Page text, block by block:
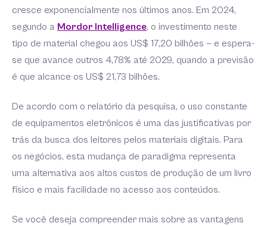
cresce exponencialmente nos últimos anos. Em 2024,
segundo a Mordor Intelligence, o investimento neste
tipo de material chegou aos US$ 17,20 bilhões — e espera-
se que avance outros 4,78% até 2029, quando a previsão
é que alcance os US$ 21,73 bilhões.
De acordo com o relatório da pesquisa, o uso constante
de equipamentos eletrônicos é uma das justificativas por
trás da busca dos leitores pelos materiais digitais. Para
os negócios, esta mudança de paradigma representa
uma alternativa aos altos custos de produção de um livro
físico e mais facilidade no acesso aos conteúdos.
Se você deseja compreender mais sobre as vantagens